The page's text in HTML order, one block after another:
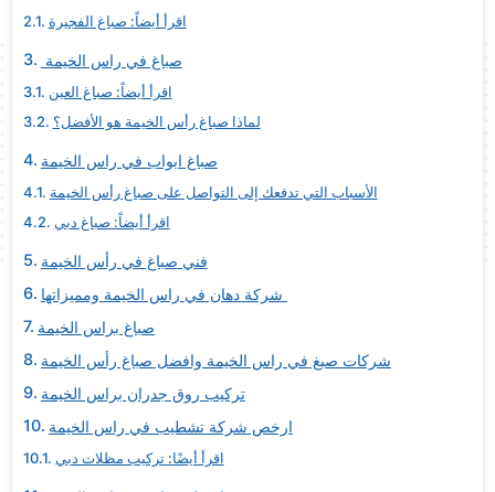
اقرأ أيضاً: صباغ الفجيرة
صباغ في راس الخيمة
اقرأ أيضاً: صباغ العين
لماذا صباغ رأس الخيمة هو الأفضل؟
صباغ ابواب في راس الخيمة
الأسباب التي تدفعك إلى التواصل على صباغ رأس الخيمة
اقرأ أيضاً: صباغ دبي
فني صباغ في رأس الخيمة
صباغ براس الخيمة
شركات صبغ في راس الخيمة وافضل صباغ رأس الخيمة
تركيب روق جدران براس الخيمة
ارخص شركة تشطيب في راس الخيمة
اقرأ أيضًا: تركيب مظلات دبي